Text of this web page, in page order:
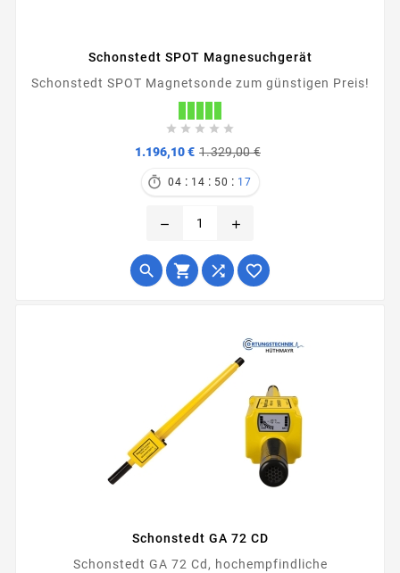
Schonstedt SPOT Magnesuchgerät
Schonstedt SPOT Magnetsonde zum günstigen Preis!
    
1.196,10 € 1.329,00 €
 04 : 14 : 50 : 17
remove add
   
Schonstedt GA 72 CD
Schonstedt GA 72 Cd, hochempfindliche